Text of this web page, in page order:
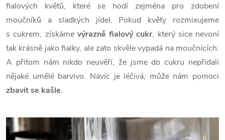
fialových květů, které se hodí zejména pro zdobení
moučníků a sladkých jídel. Pokud květy rozmixujeme
s cukrem, získáme výrazně fialový cukr, který sice nevoní
tak krásně jako fialky, ale zato skvěle vypadá na moučnících.
A přitom nám nikdo neuvěří, že jsme do cukru nepřidali
nějaké umělé barvivo. Navíc je léčivá, může nám pomoci
zbavit se kašle.